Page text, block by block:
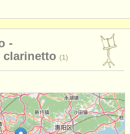
-
clarinetto (1)
(20)
(13)